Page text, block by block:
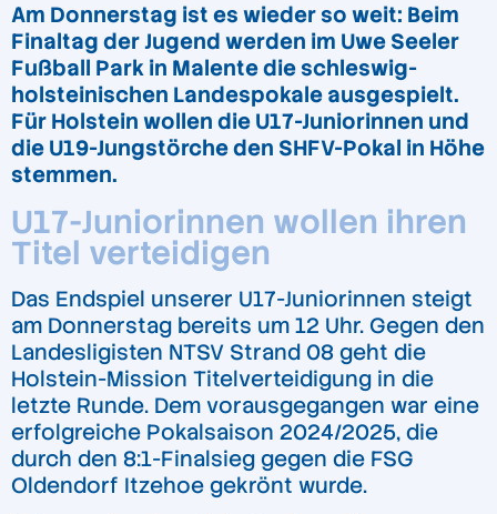
Am Donnerstag ist es wieder so weit: Beim
Finaltag der Jugend werden im Uwe Seeler
Fußball Park in Malente die schleswig-
holsteinischen Landespokale ausgespielt.
Für Holstein wollen die U17-Juniorinnen und
die U19-Jungstörche den SHFV-Pokal in Höhe
stemmen.
U17-Juniorinnen wollen ihren
Titel verteidigen
Das Endspiel unserer U17-Juniorinnen steigt
am Donnerstag bereits um 12 Uhr. Gegen den
Landesligisten NTSV Strand 08 geht die
Holstein-Mission Titelverteidigung in die
letzte Runde. Dem vorausgegangen war eine
erfolgreiche Pokalsaison 2024/2025, die
durch den 8:1-Finalsieg gegen die FSG
Oldendorf Itzehoe gekrönt wurde.